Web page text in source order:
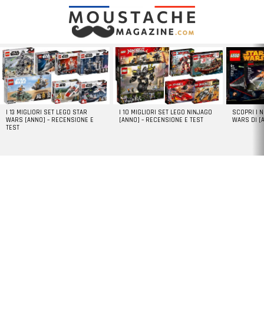
LATEST
STORIES
I 13 MIGLIORI SET LEGO STAR
WARS [ANNO] – RECENSIONE E
TEST
I 10 MIGLIORI SET LEGO NINJAGO
[ANNO] – RECENSIONE E TEST
SCOPRI I
WARS DI